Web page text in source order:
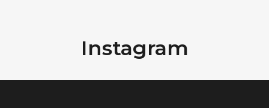
t
Instagram